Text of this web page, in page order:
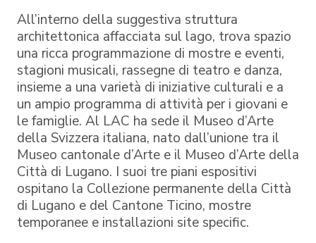
All’interno della suggestiva struttura
architettonica affacciata sul lago, trova spazio
una ricca programmazione di mostre e eventi,
stagioni musicali, rassegne di teatro e danza,
insieme a una varietà di iniziative culturali e a
un ampio programma di attività per i giovani e
le famiglie. Al LAC ha sede il Museo d’Arte
della Svizzera italiana, nato dall’unione tra il
Museo cantonale d’Arte e il Museo d’Arte della
Città di Lugano. I suoi tre piani espositivi
ospitano la Collezione permanente della Città
di Lugano e del Cantone Ticino, mostre
temporanee e installazioni site specific.